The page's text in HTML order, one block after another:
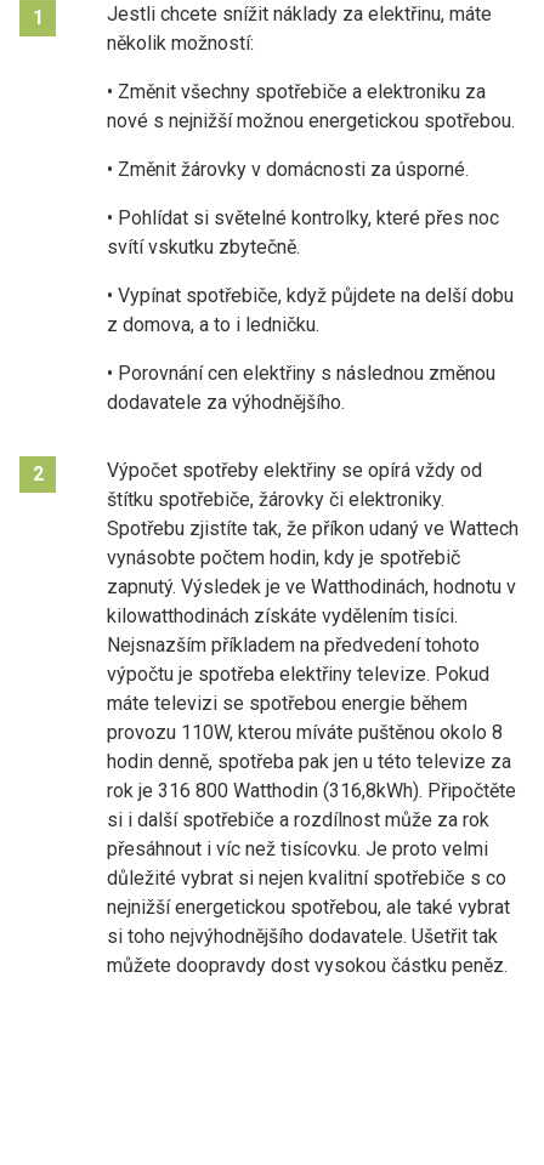
1
Jestli chcete snížit náklady za elektřinu, máte
několik možností:
• Změnit všechny spotřebiče a elektroniku za
nové s nejnižší možnou energetickou spotřebou.
• Změnit žárovky v domácnosti za úsporné.
• Pohlídat si světelné kontrolky, které přes noc
svítí vskutku zbytečně.
• Vypínat spotřebiče, když půjdete na delší dobu
z domova, a to i ledničku.
• Porovnání cen elektřiny s následnou změnou
dodavatele za výhodnějšího.
2
Výpočet spotřeby elektřiny se opírá vždy od
štítku spotřebiče, žárovky či elektroniky.
Spotřebu zjistíte tak, že příkon udaný ve Wattech
vynásobte počtem hodin, kdy je spotřebič
zapnutý. Výsledek je ve Watthodinách, hodnotu v
kilowatthodinách získáte vydělením tisíci.
Nejsnazším příkladem na předvedení tohoto
výpočtu je spotřeba elektřiny televize. Pokud
máte televizi se spotřebou energie během
provozu 110W, kterou míváte puštěnou okolo 8
hodin denně, spotřeba pak jen u této televize za
rok je 316 800 Watthodin (316,8kWh). Připočtěte
si i další spotřebiče a rozdílnost může za rok
přesáhnout i víc než tisícovku. Je proto velmi
důležité vybrat si nejen kvalitní spotřebiče s co
nejnižší energetickou spotřebou, ale také vybrat
si toho nejvýhodnějšího dodavatele. Ušetřit tak
můžete doopravdy dost vysokou částku peněz.